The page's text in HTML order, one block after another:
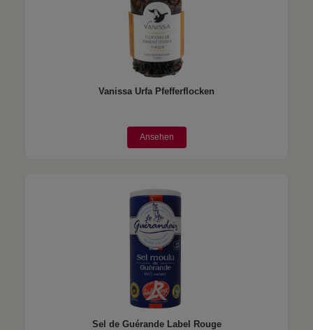
Vanissa Urfa Pfefferflocken
Ansehen
Sel de Guérande Label Rouge